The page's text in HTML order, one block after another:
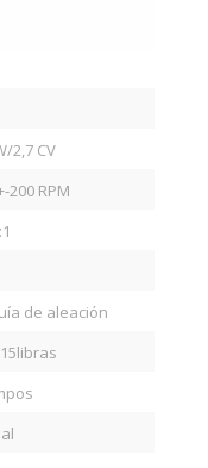
2,7 CV
200 RPM
de aleación